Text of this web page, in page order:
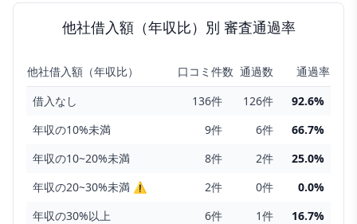
他社借入額（年収比） 別 審査通過率
他社借入額（年収比） 口コミ件数 通過数
通過率
借入なし
136件 126件 92.6%
年収の10%未満
9件 6件 66.7%
年収の10~20%未満
8件 2件 25.0%
年収の20~30%未満 ⚠ 2件 0件 0.0%
年収の30%以上
6件 1件 16.7%